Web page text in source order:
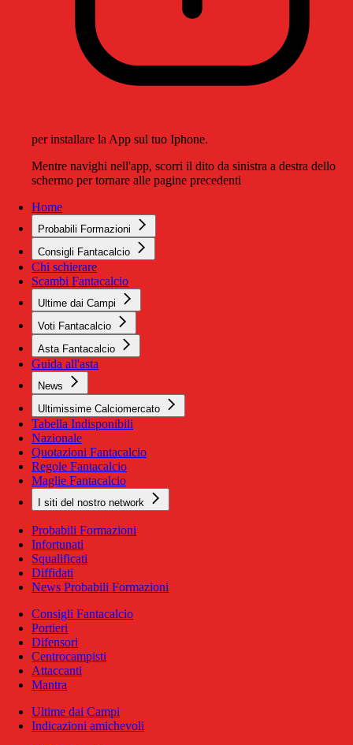
per installare la App sul tuo Iphone.
Mentre navighi nell'app, scorri il dito da sinistra a destra dello
schermo per tornare alle pagine precedenti
Home
Probabili Formazioni
Consigli Fantacalcio
Chi schierare
Scambi Fantacalcio
Ultime dai Campi
Voti Fantacalcio
Asta Fantacalcio
Guida all'asta
News
Ultimissime Calciomercato
Tabella Indisponibili
Nazionale
Quotazioni Fantacalcio
Regole Fantacalcio
Maglie Fantacalcio
I siti del nostro network
Probabili Formazioni
Infortunati
Squalificati
Diffidati
News Probabili Formazioni
Consigli Fantacalcio
Portieri
Difensori
Centrocampisti
Attaccanti
Mantra
Ultime dai Campi
Indicazioni amichevoli